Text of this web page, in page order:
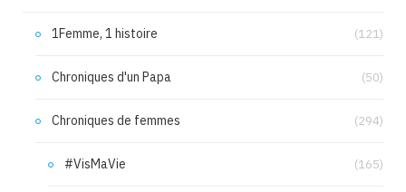
1Femme, 1 histoire (121)
Chroniques d'un Papa (50)
Chroniques de femmes (294)
#VisMaVie (165)